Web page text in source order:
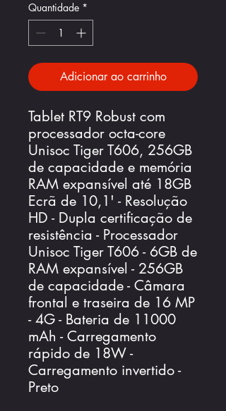
Quantidade *
Adicionar ao carrinho
Tablet RT9 Robust com
processador octa-core
Unisoc Tiger T606, 256GB
de capacidade e memória
RAM expansível até 18GB
Ecrã de 10,1' - Resolução
HD - Dupla certificação de
resistência - Processador
Unisoc Tiger T606 - 6GB de
RAM expansível - 256GB
de capacidade - Câmara
frontal e traseira de 16 MP
- 4G - Bateria de 11000
mAh - Carregamento
rápido de 18W -
Carregamento invertido -
Preto